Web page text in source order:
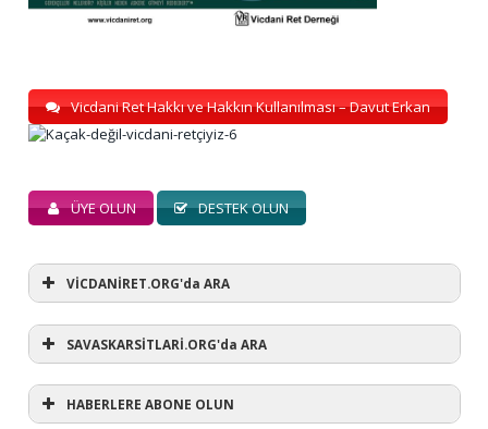
Vicdani Ret Hakkı ve Hakkın Kullanılması – Davut Erkan
ÜYE OLUN DESTEK OLUN
VİCDANİRET.ORG'da ARA
SAVASKARSİTLARİ.ORG'da ARA
HABERLERE ABONE OLUN